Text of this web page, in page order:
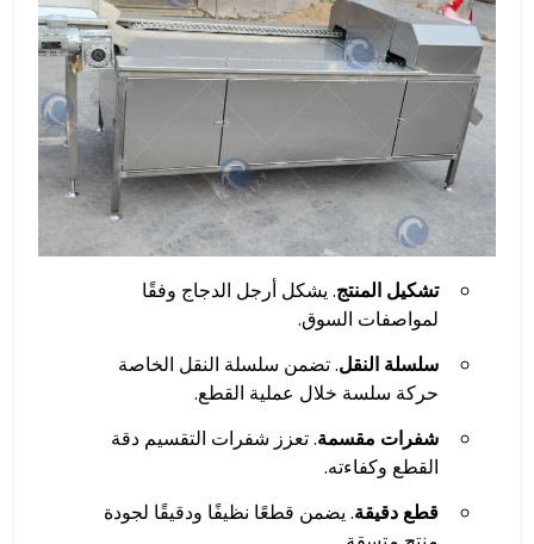
تشكيل المنتج. يشكل أرجل الدجاج وفقًا
لمواصفات السوق.
سلسلة النقل. تضمن سلسلة النقل الخاصة
حركة سلسة خلال عملية القطع.
شفرات مقسمة. تعزز شفرات التقسيم دقة
القطع وكفاءته.
قطع دقيقة. يضمن قطعًا نظيفًا ودقيقًا لجودة